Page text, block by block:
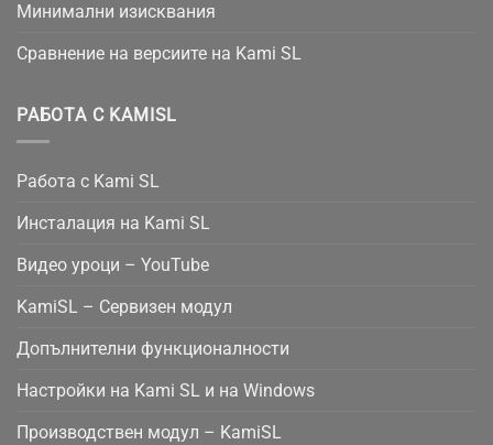
Минимални изисквания
Сравнение на версиите на Kami SL
РАБОТА С KAMISL
Работа с Kami SL
Инсталация на Kami SL
Видео уроци – YouTube
KamiSL – Сервизен модул
Допълнителни функционалности
Настройки на Kami SL и на Windows
Производствен модул – KamiSL